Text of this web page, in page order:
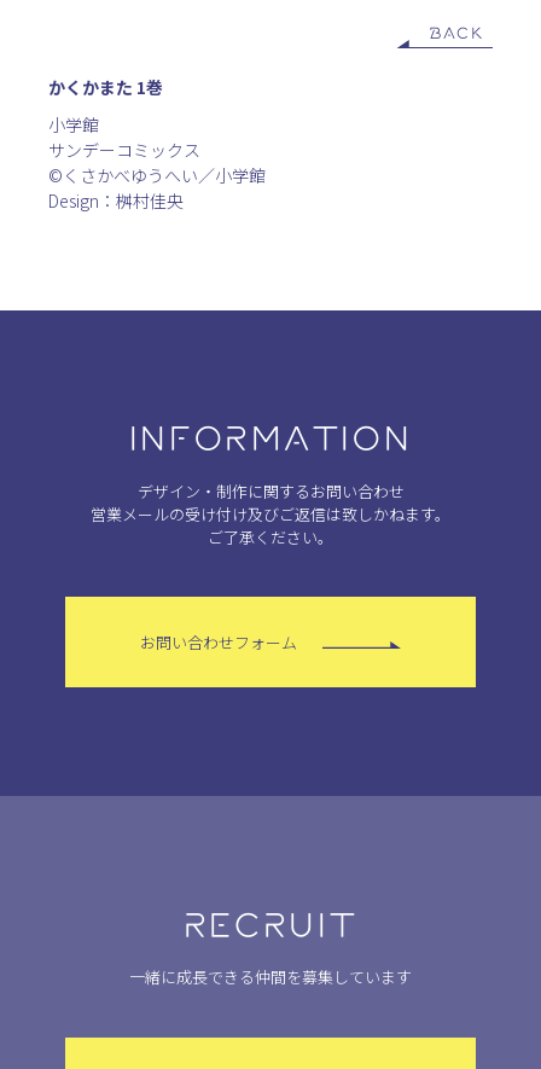
BACK
かくかまた 1巻
小学館
サンデーコミックス
©︎くさかべゆうへい／小学館
Design：桝村佳央
INFORMATION
デザイン・制作に関するお問い合わせ
営業メールの受け付け及びご返信は致しかねます。
ご了承ください。
お問い合わせフォーム
RECRUIT
一緒に成長できる仲間を募集しています